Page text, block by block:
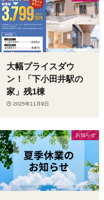
大幅プライスダウ
ン！「下小田井駅の
家」残1棟
2025年11月9日
お知らせ